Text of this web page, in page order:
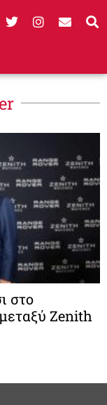
στο
Zenith